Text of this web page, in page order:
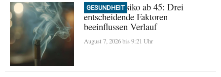
GESUNDHEIT
Demenz-Risiko ab 45: Drei
entscheidende Faktoren
beeinflussen Verlauf
August 7, 2026 bis 9:21 Uhr